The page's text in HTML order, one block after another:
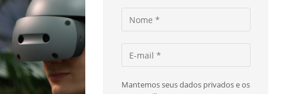
Mantemos seus dados privados e os